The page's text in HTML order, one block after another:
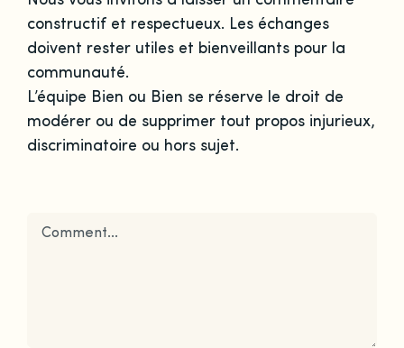
constructif et respectueux. Les échanges
doivent rester utiles et bienveillants pour la
communauté.
L’équipe Bien ou Bien se réserve le droit de
modérer ou de supprimer tout propos injurieux,
discriminatoire ou hors sujet.
Comment